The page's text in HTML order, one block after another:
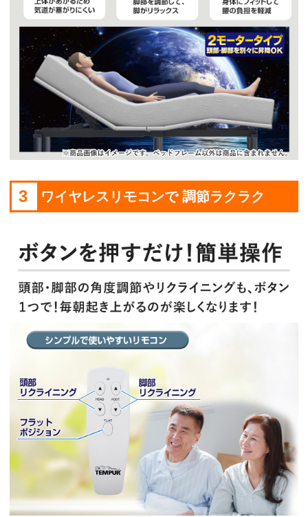
3 ワイヤレスリモコンで 調節ラクラク